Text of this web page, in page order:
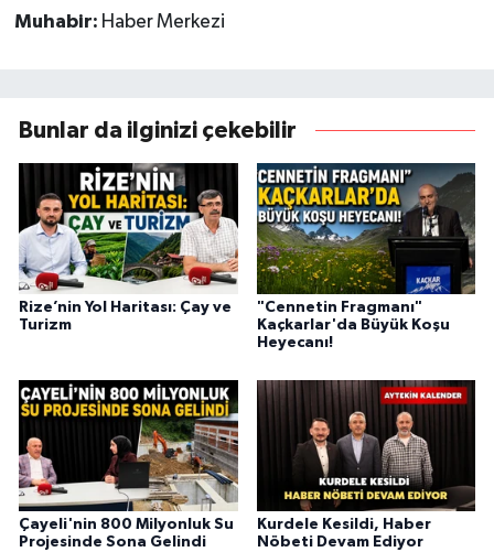
Muhabir: Haber Merkezi
Bunlar da ilginizi çekebilir
Rize’nin Yol Haritası: Çay ve
Turizm
"Cennetin Fragmanı"
Kaçkarlar'da Büyük Koşu
Heyecanı!
Çayeli'nin 800 Milyonluk Su
Projesinde Sona Gelindi
Kurdele Kesildi, Haber
Nöbeti Devam Ediyor